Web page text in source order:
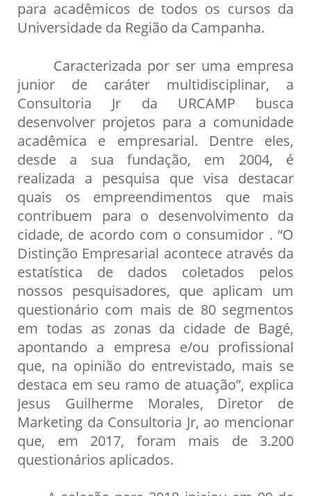
para acadêmicos de todos os cursos da
Universidade da Região da Campanha.
Caracterizada por ser uma empresa
junior de caráter multidisciplinar, a
Consultoria Jr da URCAMP busca
desenvolver projetos para a comunidade
acadêmica e empresarial. Dentre eles,
desde a sua fundação, em 2004, é
realizada a pesquisa que visa destacar
quais os empreendimentos que mais
contribuem para o desenvolvimento da
cidade, de acordo com o consumidor . “O
Distinção Empresarial acontece através da
estatística de dados coletados pelos
nossos pesquisadores, que aplicam um
questionário com mais de 80 segmentos
em todas as zonas da cidade de Bagé,
apontando a empresa e/ou profissional
que, na opinião do entrevistado, mais se
destaca em seu ramo de atuação”, explica
Jesus Guilherme Morales, Diretor de
Marketing da Consultoria Jr, ao mencionar
que, em 2017, foram mais de 3.200
questionários aplicados.